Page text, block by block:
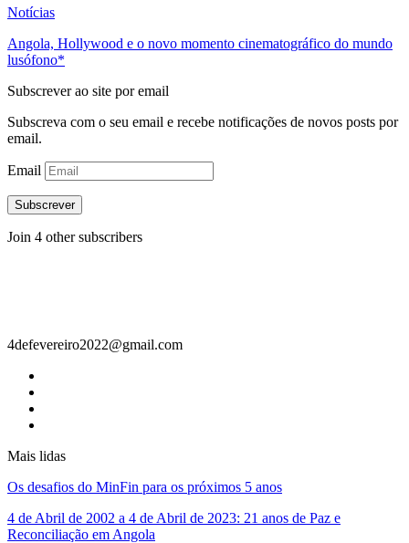
Notícias
Angola, Hollywood e o novo momento cinematográfico do mundo
lusófono*
Subscrever ao site por email
Subscreva com o seu email e recebe notificações de novos posts por
email.
Email
Subscrever
Join 4 other subscribers
4defevereiro2022@gmail.com
Mais lidas
Os desafios do MinFin para os próximos 5 anos
4 de Abril de 2002 a 4 de Abril de 2023: 21 anos de Paz e
Reconciliação em Angola